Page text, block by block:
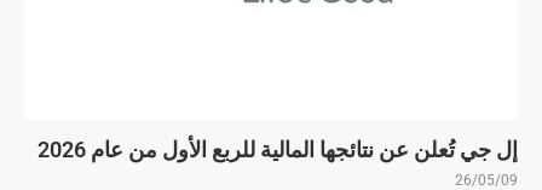
إل جي تُعلن عن نتائجها المالية للربع الأول من عام 2026
26/05/09